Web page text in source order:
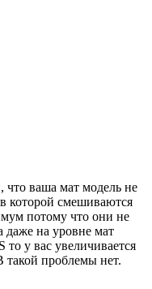
что ваша мат модель не
которой смешиваются
потому что они не
даже на уровне мат
у вас увеличивается
такой проблемы нет.